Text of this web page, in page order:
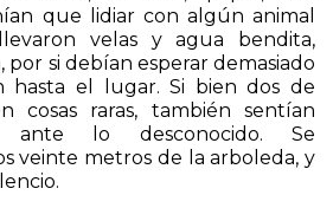
fósforos, papel, dos
que lidiar con algún animal
velas y agua bendita,
por si debían esperar demasiado
hasta el lugar. Si bien dos de
cosas raras, también sentían
ante lo desconocido. Se
veinte metros de la arboleda, y